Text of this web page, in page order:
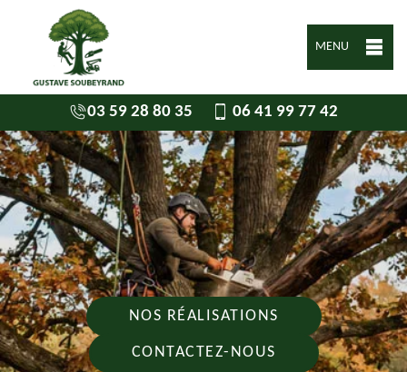
MENU
03 59 28 80 35 06 41 99 77 42
NOS RÉALISATIONS
CONTACTEZ-NOUS